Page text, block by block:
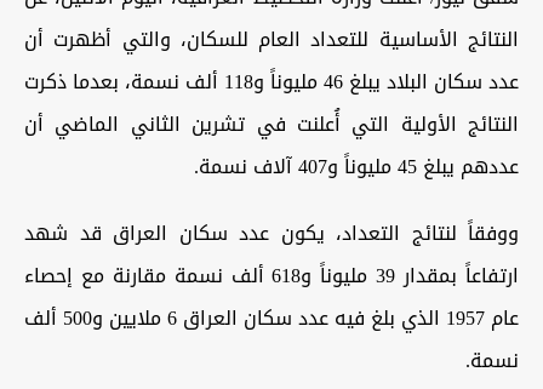
النتائج الأساسية للتعداد العام للسكان، والتي أظهرت أن
عدد سكان البلاد يبلغ 46 مليوناً و118 ألف نسمة، بعدما ذكرت
النتائج الأولية التي أُعلنت في تشرين الثاني الماضي أن
عددهم يبلغ 45 مليوناً و407 آلاف نسمة.
ووفقاً لنتائج التعداد، يكون عدد سكان العراق قد شهد
ارتفاعاً بمقدار 39 مليوناً و618 ألف نسمة مقارنة مع إحصاء
عام 1957 الذي بلغ فيه عدد سكان العراق 6 ملايين و500 ألف
نسمة.